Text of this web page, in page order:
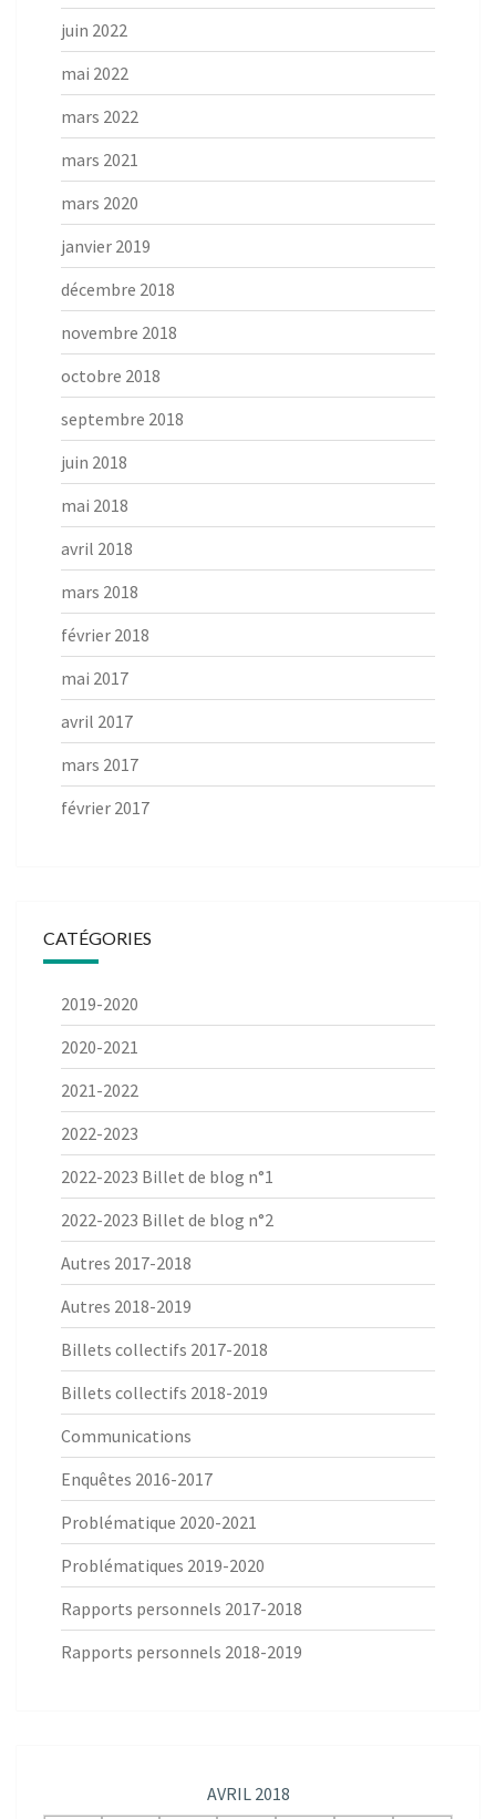
juin 2022
mai 2022
mars 2022
mars 2021
mars 2020
janvier 2019
décembre 2018
novembre 2018
octobre 2018
septembre 2018
juin 2018
mai 2018
avril 2018
mars 2018
février 2018
mai 2017
avril 2017
mars 2017
février 2017
CATÉGORIES
2019-2020
2020-2021
2021-2022
2022-2023
2022-2023 Billet de blog n°1
2022-2023 Billet de blog n°2
Autres 2017-2018
Autres 2018-2019
Billets collectifs 2017-2018
Billets collectifs 2018-2019
Communications
Enquêtes 2016-2017
Problématique 2020-2021
Problématiques 2019-2020
Rapports personnels 2017-2018
Rapports personnels 2018-2019
AVRIL 2018